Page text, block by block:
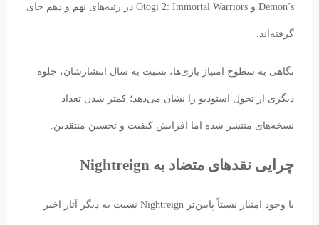
Demon’s و Otogi 2: Immortal Warriors در رتبه‌های نهم و دهم جای
گرفته‌اند.
نگاهی به سطوح امتیاز بازی‌ها، نسبت به سال انتشارشان، جلوه
دیگری از تحول استودیو را نشان می‌دهد؛ کمتر شدن تعداد
نسخه‌های منتشر شده اما افزایش کیفیت و تحسین منتقدین.
چرایی نقدهای متضاد به Nightreign
با وجود امتیاز نسبتاً پایین‌تر Nightreign نسبت به دیگر آثار اخیر